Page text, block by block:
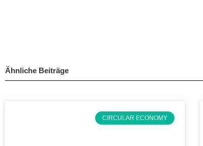
Ähnliche Beiträge
CIRCULAR ECONOMY